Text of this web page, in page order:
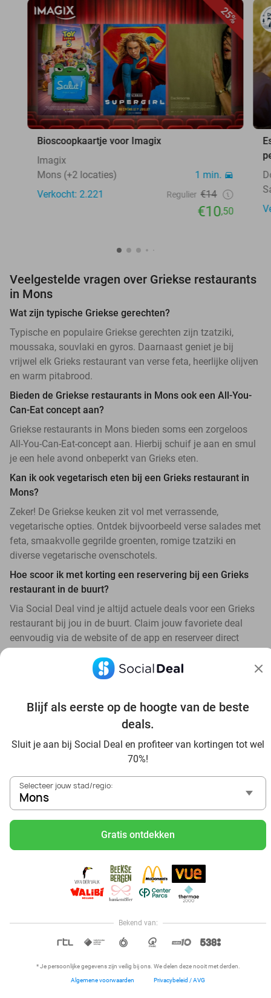
Blijf als eerste op de hoogte van de beste
deals.
Sluit je aan bij Social Deal en profiteer van kortingen tot wel
70%!
Selecteer jouw stad/regio:
Mons
Gratis ontdekken
Bekend van:
* Je persoonlijke gegevens zijn veilig bij ons. We delen deze nooit met derden.
Algemene voorwaarden Privacybeleid / AVG
25%
Bioscoopkaartje voor Imagix
Imagix
Mons (+2 locaties)
1 min.
Verkocht: 2.221
Regulier €14
€10,50
Veelgestelde vragen over Griekse restaurants
in Mons
Wat zijn typische Griekse gerechten?
Typische en populaire Griekse gerechten zijn tzatziki,
moussaka, souvlaki en gyros. Daarnaast geniet je bij
vrijwel elk Grieks restaurant van verse feta, heerlijke olijven
en warm pitabrood.
Bieden de Griekse restaurants in Mons ook een All-You-
Can-Eat concept aan?
Griekse restaurants in Mons bieden soms een zorgeloos
All-You-Can-Eat-concept aan. Hierbij schuif je aan en smul
je een hele avond onbeperkt van Grieks eten.
Kan ik ook vegetarisch eten bij een Grieks restaurant in
Mons?
Zeker! De Griekse keuken zit vol met verrassende,
vegetarische opties. Ontdek bijvoorbeeld verse salades met
feta, smaakvolle gegrilde groenten, romige tzatziki en
diverse vegetarische ovenschotels.
Hoe scoor ik met korting een reservering bij een Grieks
restaurant in de buurt?
Via Social Deal vind je altijd actuele deals voor een Grieks
restaurant bij jou in de buurt. Claim jouw favoriete deal
eenvoudig via de website of de app en reserveer direct
Ontdek alle topdeals in jouw omgeving
Voordelig genieten in Mons: haal deal-inspiratie uit onze
Mangez des sushis à Mons
Mangez à volonté à Mons
Hoi, onze klantenservice is open,
dus als je een vraag hebt helpen